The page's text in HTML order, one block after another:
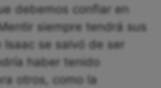
debemos confiar en
siempre tendrá sus
se salvó de ser
haber tenido
otros, como la